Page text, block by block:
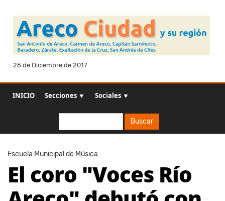
26 de Diciembre de 2017
INICIO Secciones ▼ Sociales ▼
Buscar
Escuela Municipal de Música
El coro "Voces Río